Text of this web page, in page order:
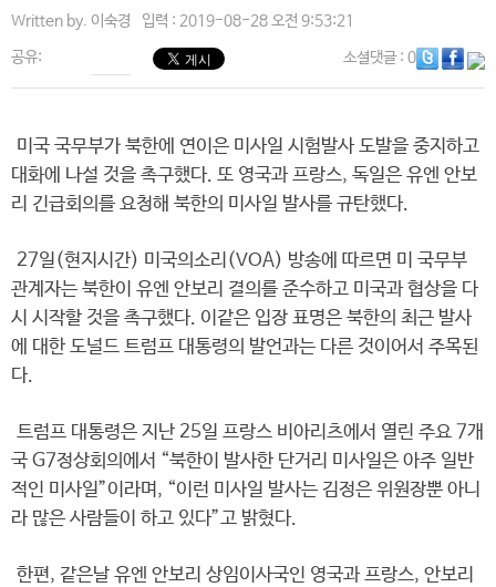
Written by. 이숙경 입력 : 2019-08-28 오전 9:53:21
공유: 소셜댓글: 0
미국 국무부가 북한에 연이은 미사일 시험발사 도발을 중지하고
대화에 나설 것을 촉구했다. 또 영국과 프랑스, 독일은 유엔 안보
리 긴급회의를 요청해 북한의 미사일 발사를 규탄했다.
27일(현지시간) 미국의소리(VOA) 방송에 따르면 미 국무부
관계자는 북한이 유엔 안보리 결의를 준수하고 미국과 협상을 다
시 시작할 것을 촉구했다. 이같은 입장 표명은 북한의 최근 발사
에 대한 도널드 트럼프 대통령의 발언과는 다른 것이어서 주목된
다.
트럼프 대통령은 지난 25일 프랑스 비아리츠에서 열린 주요 7개
국 G7정상회의에서 “북한이 발사한 단거리 미사일은 아주 일반
적인 미사일”이라며, “이런 미사일 발사는 김정은 위원장뿐 아니
라 많은 사람들이 하고 있다”고 밝혔다.
한편, 같은날 유엔 안보리 상임이사국인 영국과 프랑스, 안보리